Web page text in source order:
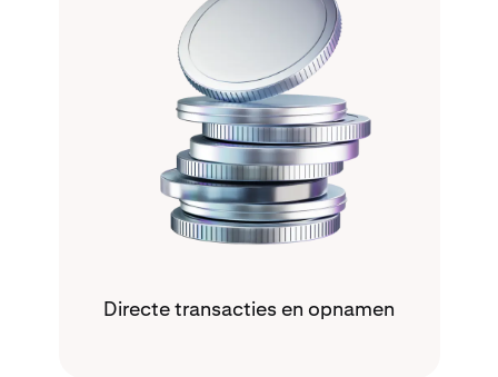
Directe transacties en opnamen